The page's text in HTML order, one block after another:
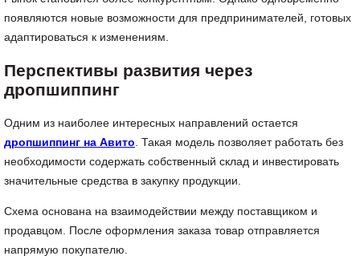
появляются новые возможности для предпринимателей, готовых
адаптироваться к изменениям.
Перспективы развития через
дропшиппинг
Одним из наиболее интересных направлений остается
дропшиппинг на Авито. Такая модель позволяет работать без
необходимости содержать собственный склад и инвестировать
значительные средства в закупку продукции.
Схема основана на взаимодействии между поставщиком и
продавцом. После оформления заказа товар отправляется
напрямую покупателю.